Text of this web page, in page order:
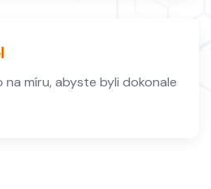
na míru, abyste byli dokonale